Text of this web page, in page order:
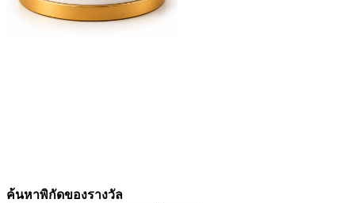
ค้นหาพิกัดของรางวัล